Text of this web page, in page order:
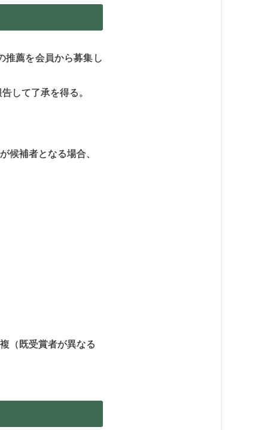
推薦を会員から募集し
して了承を得る。
補者となる場合、
（既受賞者が異なる